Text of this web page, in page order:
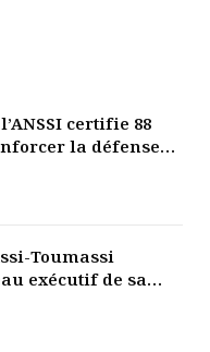
certifie 88
la défense
d’Ivoire
Toumassi
exécutif de sa